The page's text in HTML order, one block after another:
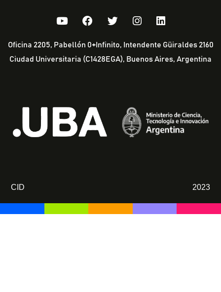
Oficina 2205, Pabellón 0+Infinito, Intendente Güiraldes 2160
Ciudad Universitaria (C1428EGA), Buenos Aires, Argentina
CID 2023